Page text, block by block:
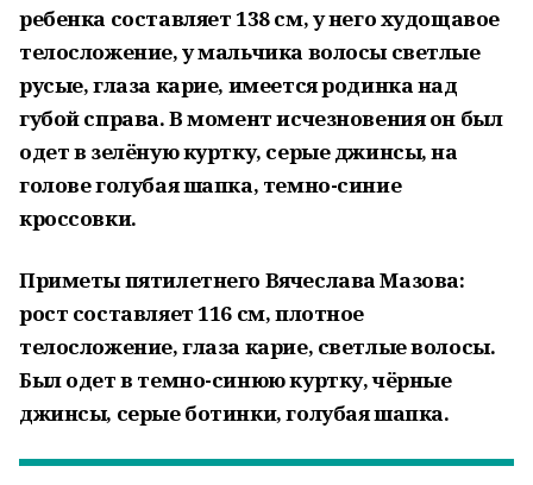
ребенка составляет 138 см, у него худощавое
телосложение, у мальчика волосы светлые
русые, глаза карие, имеется родинка над
губой справа. В момент исчезновения он был
одет в зелёную куртку, серые джинсы, на
голове голубая шапка, темно-синие
кроссовки.
Приметы пятилетнего Вячеслава Мазова:
рост составляет 116 см, плотное
телосложение, глаза карие, светлые волосы.
Был одет в темно-синюю куртку, чёрные
джинсы, серые ботинки, голубая шапка.